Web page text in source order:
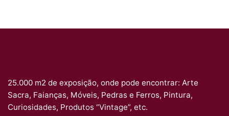
25.000 m2 de exposição, onde pode encontrar: Arte
Sacra, Faianças, Móveis, Pedras e Ferros, Pintura,
Curiosidades, Produtos “Vintage”, etc.